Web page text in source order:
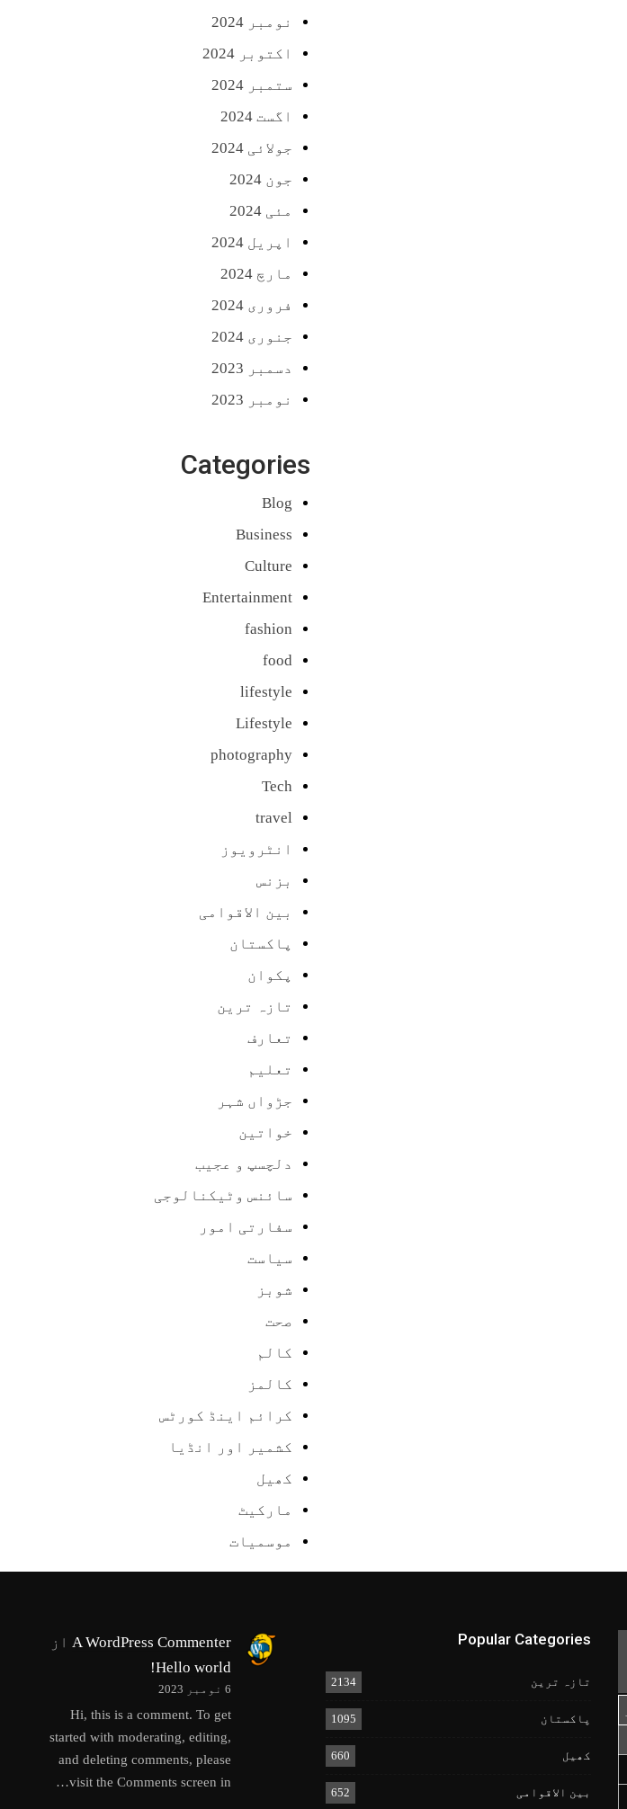
نومبر 2024
اکتوبر 2024
ستمبر 2024
اگست 2024
جولائی 2024
جون 2024
مئی 2024
اپریل 2024
مارچ 2024
فروری 2024
جنوری 2024
دسمبر 2023
نومبر 2023
Categories
Blog
Business
Culture
Entertainment
fashion
food
lifestyle
Lifestyle
photography
Tech
travel
انٹرویوز
بزنس
بین الاقوامی
پاکستان
پکوان
تازہ ترین
تعارف
تعلیم
جڑواں شہر
خواتین
دلچسپ و عجیب
سائنس وٹیکنالوجی
سفارتی امور
سیاست
شوبز
صحت
کالم
کالمز
کرائم اینڈ کورٹس
کشمیر اور انڈیا
کھیل
مارکیٹ
موسمیات
Popular Categories
تازہ ترین 2134
پاکستان 1095
کھیل 660
بین الاقوامی 652
A WordPress Commenter از
Hello world!
6 نومبر 2023
Hi, this is a comment. To get
started with moderating, editing,
and deleting comments, please
visit the Comments screen in…